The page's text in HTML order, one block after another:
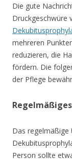
Die gute
Druckgeschwüre
mehreren
reduzieren, die
fördern. Die
der Pflege
Das regelmäßige
Person sollte